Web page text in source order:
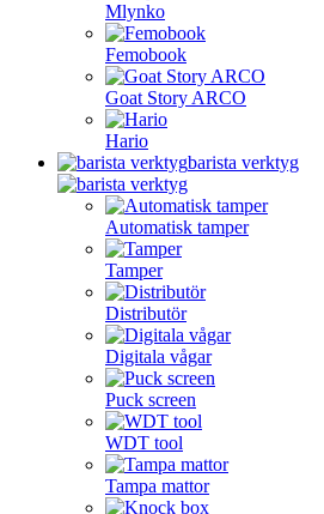
Mlynko
Femobook
Goat Story ARCO
Hario
barista verktyg
Automatisk tamper
Tamper
Distributör
Digitala vågar
Puck screen
WDT tool
Tampa mattor